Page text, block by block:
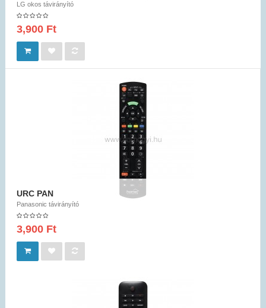
LG okos távirányító
3,900 Ft
URC PAN
Panasonic távirányító
3,900 Ft